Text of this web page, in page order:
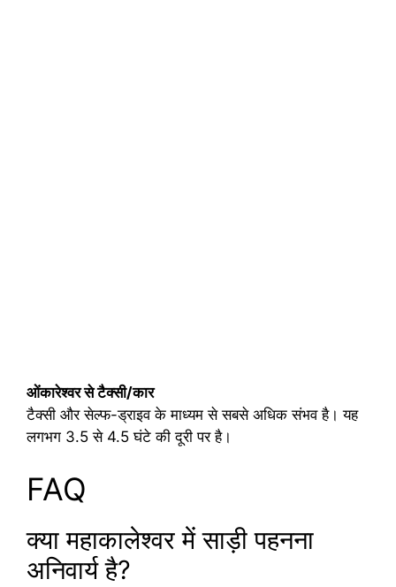
ओंकारेश्वर से टैक्सी/कार
टैक्सी और सेल्फ-ड्राइव के माध्यम से सबसे अधिक संभव है। यह
लगभग 3.5 से 4.5 घंटे की दूरी पर है।
FAQ
क्या महाकालेश्वर में साड़ी पहनना
अनिवार्य है?